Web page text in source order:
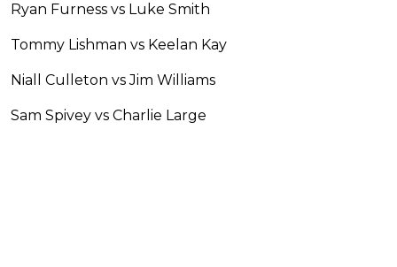
Ryan Furness vs Luke Smith
Tommy Lishman vs Keelan Kay
Niall Culleton vs Jim Williams
Sam Spivey vs Charlie Large